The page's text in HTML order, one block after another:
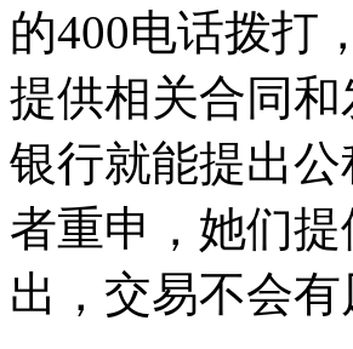
的400电话拨打
提供相关合同
银行就能提出
者重申，她们
出，交易不会有